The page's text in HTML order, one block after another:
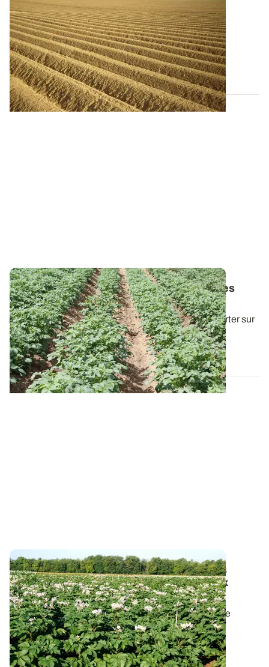
Contexte 2022 - Quelle stratégie d’apport
d’azote adopter sur pomme de terre ?
Face à la hausse des prix des engrais minéraux, la
stratégie de fertilisation à mettre en...
28 AVR. 2022
Prix des engrais - Peut-on réduire les doses
d’azote sur pommes de terre ?
Si le raisonnement de la dose d’azote totale à apporter sur
pomme de terre était jusqu’à...
25 AVR. 2022
Fertilisation azotée - Pomme de terre : des
produits organiques complémentaires aux
sources minérales
Dans le contexte économique actuel, des engrais de
substitution aux engrais minéraux...
25 AVR. 2022